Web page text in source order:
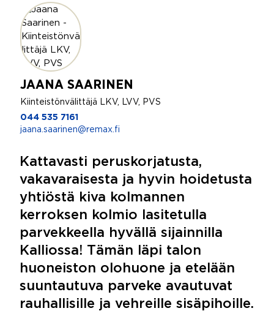
JAANA SAARINEN
Kiinteistönvälittäjä LKV, LVV, PVS
044 535 7161
jaana.saarinen@remax.fi
Kattavasti peruskorjatusta,
vakavaraisesta ja hyvin hoidetusta
yhtiöstä kiva kolmannen
kerroksen kolmio lasitetulla
parvekkeella hyvällä sijainnilla
Kalliossa! Tämän läpi talon
huoneiston olohuone ja etelään
suuntautuva parveke avautuvat
rauhallisille ja vehreille sisäpihoille.